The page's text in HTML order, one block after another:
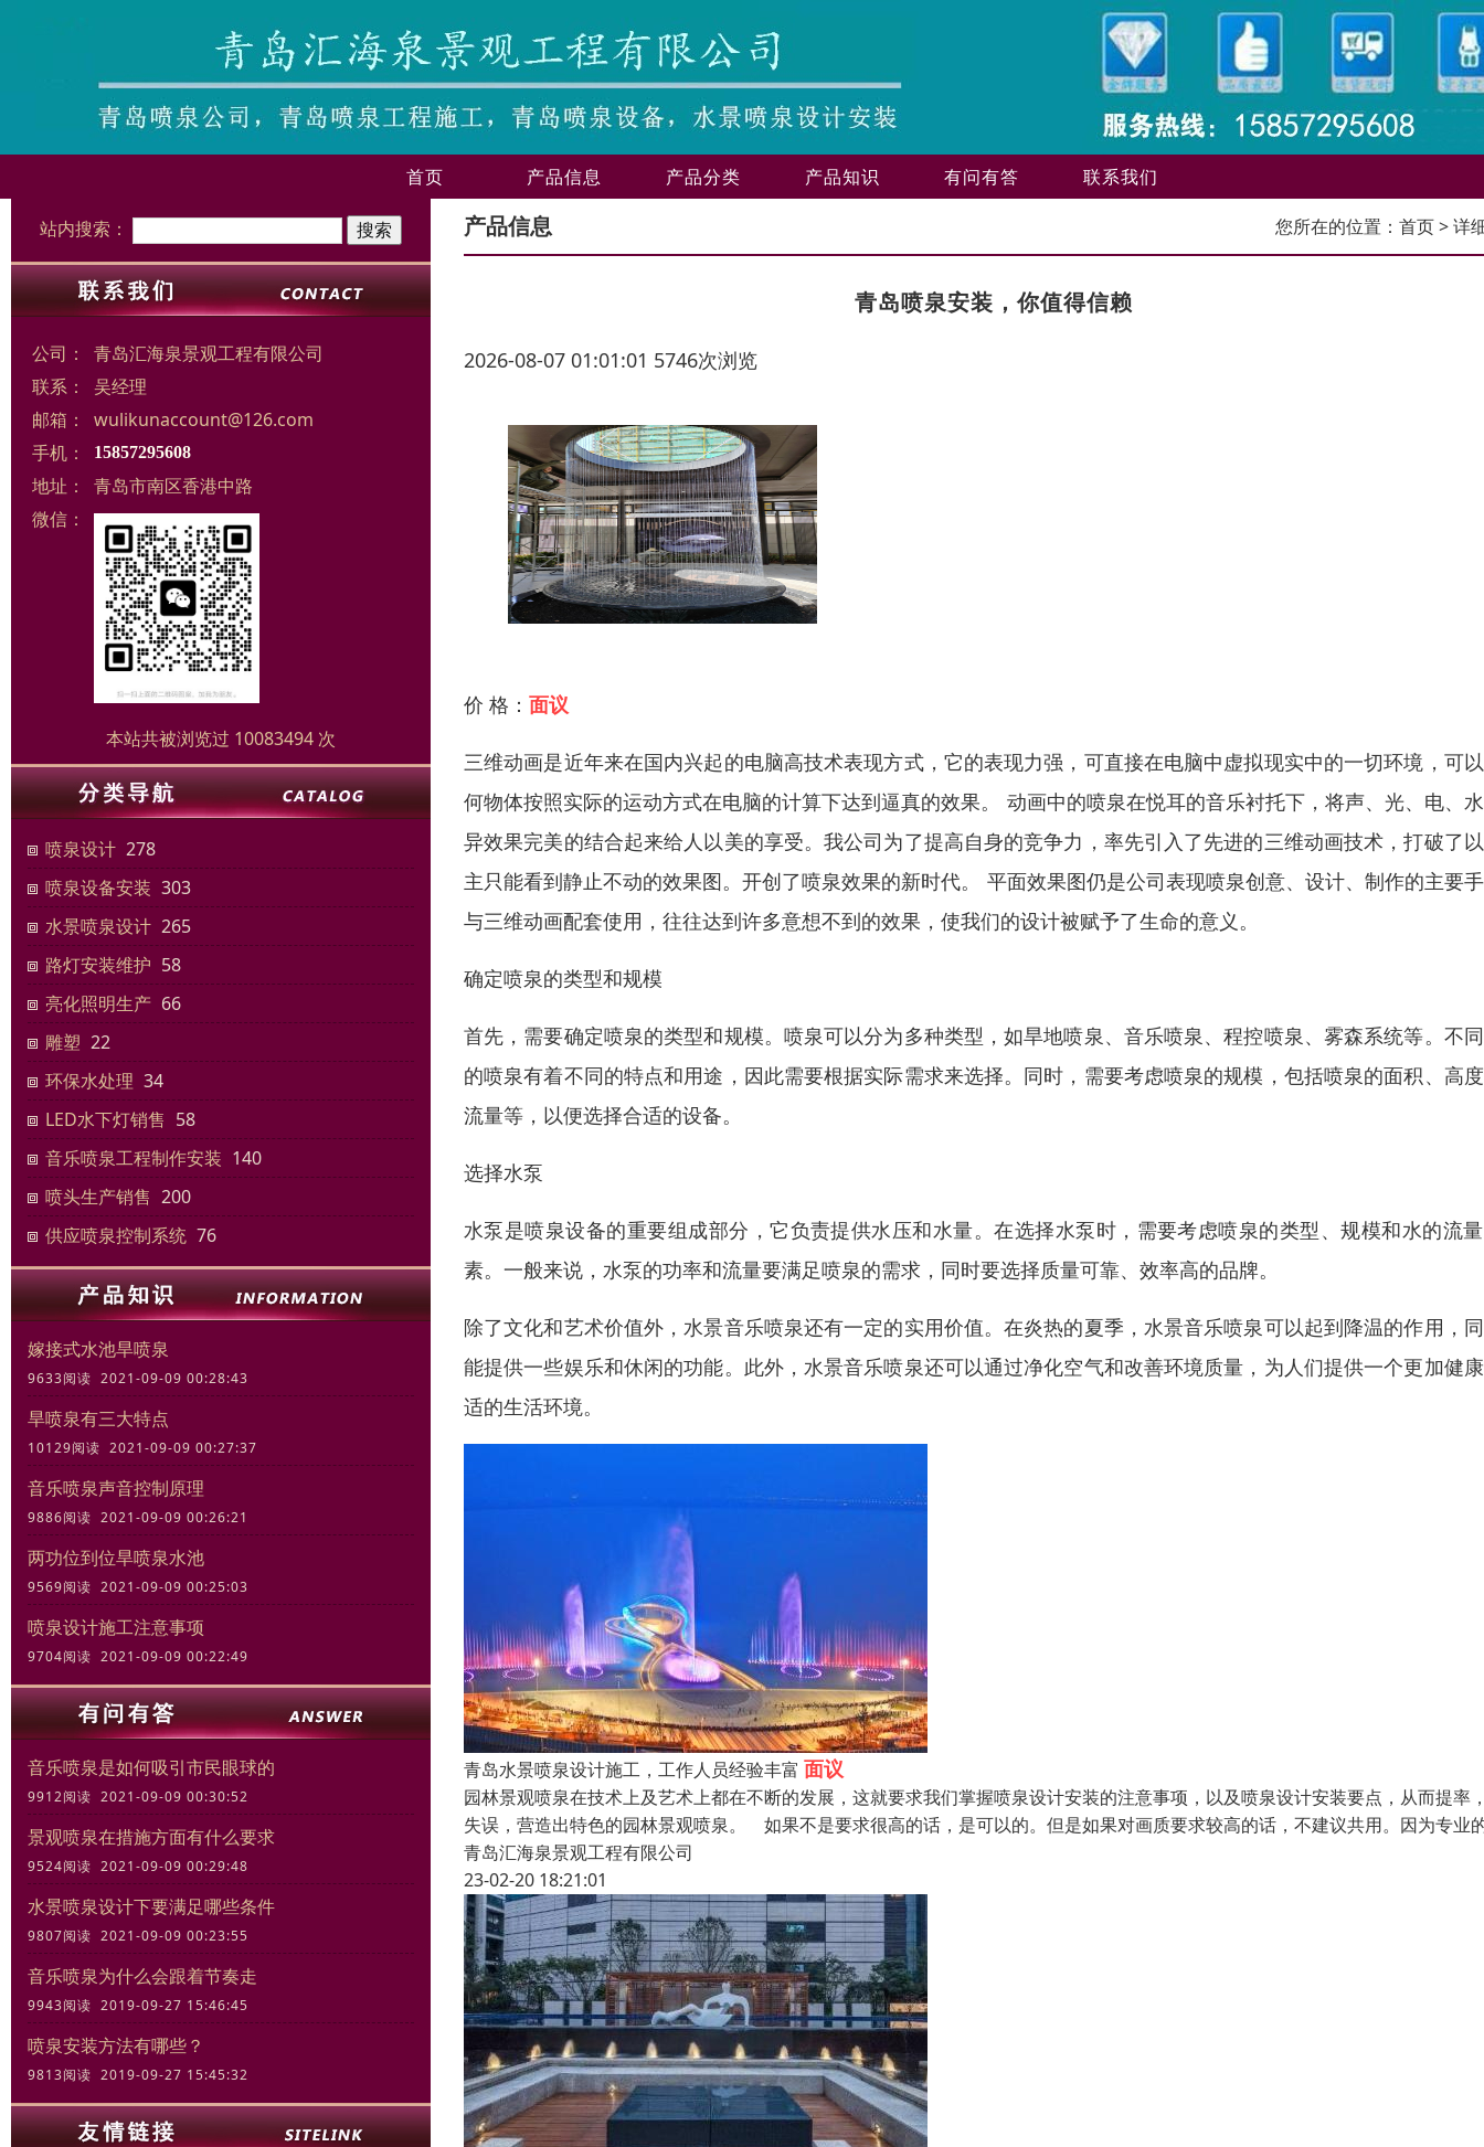
首页 产品信息 产品分类 产品知识 有问有答 联系我们
站内搜索：
公司：
青岛汇海泉景观工程有限公司
联系：
吴经理
邮箱：
wulikunaccount@126.com
手机：
15857295608
地址：
青岛市南区香港中路
微信：
本站共被浏览过 10083494 次
喷泉设计 278
喷泉设备安装 303
水景喷泉设计 265
路灯安装维护 58
亮化照明生产 66
雕塑 22
环保水处理 34
LED水下灯销售 58
音乐喷泉工程制作安装 140
喷头生产销售 200
供应喷泉控制系统 76
嫁接式水池旱喷泉
9633阅读 2021-09-09 00:28:43
旱喷泉有三大特点
10129阅读 2021-09-09 00:27:37
音乐喷泉声音控制原理
9886阅读 2021-09-09 00:26:21
两功位到位旱喷泉水池
9569阅读 2021-09-09 00:25:03
喷泉设计施工注意事项
9704阅读 2021-09-09 00:22:49
音乐喷泉是如何吸引市民眼球的
9912阅读 2021-09-09 00:30:52
景观喷泉在措施方面有什么要求
9524阅读 2021-09-09 00:29:48
水景喷泉设计下要满足哪些条件
9807阅读 2021-09-09 00:23:55
音乐喷泉为什么会跟着节奏走
9943阅读 2019-09-27 15:46:45
喷泉安装方法有哪些？
9813阅读 2019-09-27 15:45:32
产品信息 您所在的位置： 首页> 详
青岛喷泉安装，你值得信赖
2026-08-07 01:01:01 5746次浏览
价 格： 面议
三维动画是近年来在国内兴起的电脑高技术表现方式，它的表现力强，可直接在电脑中虚拟现实中的一切环境，可
何物体按照实际的运动方式在电脑的计算下达到逼真的效果。 动画中的喷泉在悦耳的音乐衬托下，将声、光、电、
异效果完美的结合起来给人以美的享受。我公司为了提高自身的竞争力，率先引入了先进的三维动画技术，打破了
主只能看到静止不动的效果图。开创了喷泉效果的新时代。 平面效果图仍是公司表现喷泉创意、设计、制作的主要
与三维动画配套使用，往往达到许多意想不到的效果，使我们的设计被赋予了生命的意义。
确定喷泉的类型和规模
首先，需要确定喷泉的类型和规模。喷泉可以分为多种类型，如旱地喷泉、音乐喷泉、程控喷泉、雾森系统等。不
的喷泉有着不同的特点和用途，因此需要根据实际需求来选择。同时，需要考虑喷泉的规模，包括喷泉的面积、高
流量等，以便选择合适的设备。
选择水泵
水泵是喷泉设备的重要组成部分，它负责提供水压和水量。在选择水泵时，需要考虑喷泉的类型、规模和水的流
素。一般来说，水泵的功率和流量要满足喷泉的需求，同时要选择质量可靠、效率高的品牌。
除了文化和艺术价值外，水景音乐喷泉还有一定的实用价值。在炎热的夏季，水景音乐喷泉可以起到降温的作用，
能提供一些娱乐和休闲的功能。此外，水景音乐喷泉还可以通过净化空气和改善环境质量，为人们提供一个更加健
适的生活环境。
青岛水景喷泉设计施工，工作人员经验丰富 面议
园林景观喷泉在技术上及艺术上都在不断的发展，这就要求我们掌握喷泉设计安装的注意事项，以及喷泉设计安装要点，从而提率
失误，营造出特色的园林景观喷泉。 如果不是要求很高的话，是可以的。但是如果对画质要求较高的话，不建议共用。因为专业
青岛汇海泉景观工程有限公司
23-02-20 18:21:01